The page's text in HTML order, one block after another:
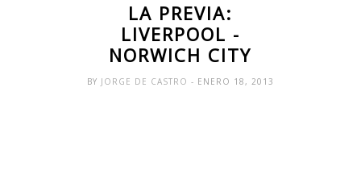
LA PREVIA:
LIVERPOOL -
NORWICH CITY
BY JORGE DE CASTRO - ENERO 18, 2013